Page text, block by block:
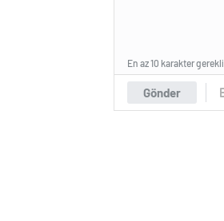
Gönder
En az 10 karakter gerekli